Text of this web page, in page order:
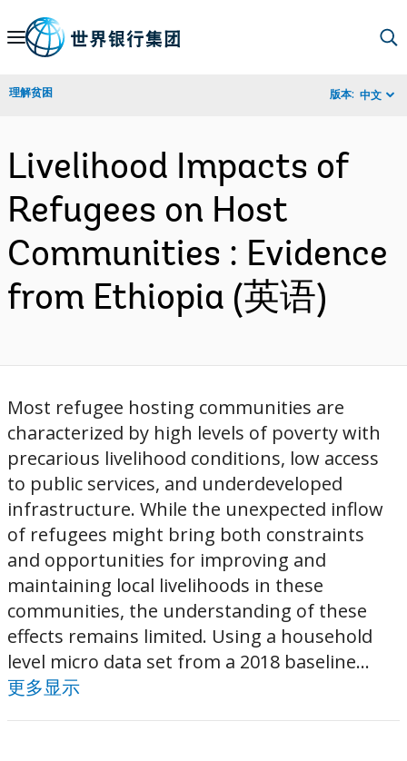
Skip
Navigation
理解贫困 版本: 中文
Livelihood Impacts of
Refugees on Host
Communities : Evidence
from Ethiopia (英语)
Most refugee hosting communities are
characterized by high levels of poverty with
precarious livelihood conditions, low access
to public services, and underdeveloped
infrastructure. While the unexpected inflow
of refugees might bring both constraints
and opportunities for improving and
maintaining local livelihoods in these
communities, the understanding of these
effects remains limited. Using a household
level micro data set from a 2018 baseline...
更多显示